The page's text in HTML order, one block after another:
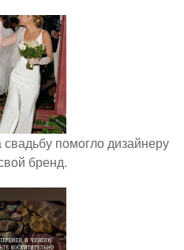
помогло дизайнеру
бренд.